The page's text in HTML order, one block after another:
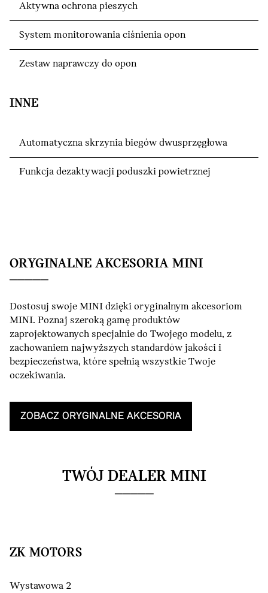
Aktywna ochrona pieszych
System monitorowania ciśnienia opon
Zestaw naprawczy do opon
INNE
Automatyczna skrzynia biegów dwusprzęgłowa
Funkcja dezaktywacji poduszki powietrznej
ORYGINALNE AKCESORIA MINI
Dostosuj swoje MINI dzięki oryginalnym akcesoriom
MINI. Poznaj szeroką gamę produktów
zaprojektowanych specjalnie do Twojego modelu, z
zachowaniem najwyższych standardów jakości i
bezpieczeństwa, które spełnią wszystkie Twoje
oczekiwania.
ZOBACZ ORYGINALNE AKCESORIA
TWÓJ DEALER MINI
ZK MOTORS
Wystawowa 2